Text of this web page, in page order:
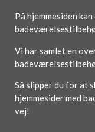
På hjemmesiden
Vi har samlet en
Så slipper du for at
hjemmesider med
vej!